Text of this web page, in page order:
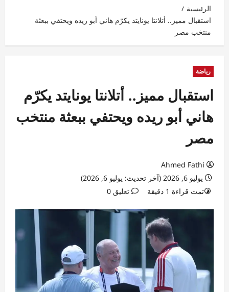
الرئيسية
استقبال مميز.. أتلانتا يونايتد يكرّم هاني أبو ريده ويحتفي ببعثة
منتخب مصر
رياضة
استقبال مميز.. أتلانتا يونايتد يكرّم
هاني أبو ريده ويحتفي ببعثة منتخب
مصر
Ahmed Fathi
يوليو 6, 2026 (آخر تحديث: يوليو 6, 2026)
تمت قراءة 1 دقيقة
تعليق 0